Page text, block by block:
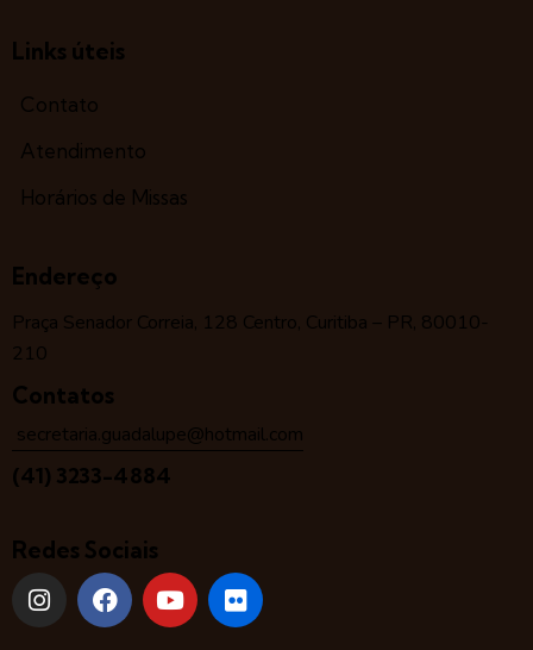
Links úteis
Contato
Atendimento
Horários de Missas
Endereço
Praça Senador Correia, 128 Centro, Curitiba – PR, 80010-
210
Contatos
secretaria.guadalupe@hotmail.com
(41) 3233-4884
Redes Sociais